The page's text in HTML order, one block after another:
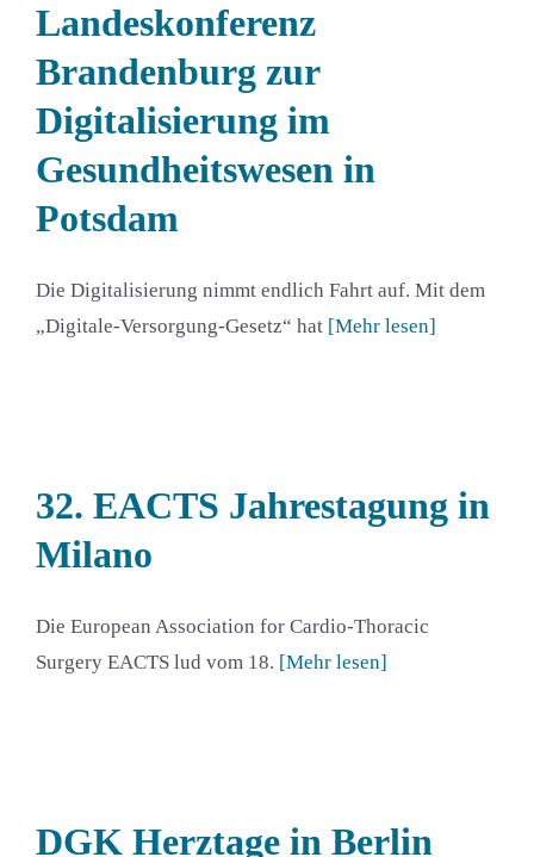
Landeskonferenz
Brandenburg zur
Digitalisierung im
Gesundheitswesen in
Potsdam
Die Digitalisierung nimmt endlich Fahrt auf. Mit dem
„Digitale-Versorgung-Gesetz“ hat [Mehr lesen]
32. EACTS Jahrestagung in
Milano
Die European Association for Cardio-Thoracic
Surgery EACTS lud vom 18. [Mehr lesen]
DGK Herztage in Berlin